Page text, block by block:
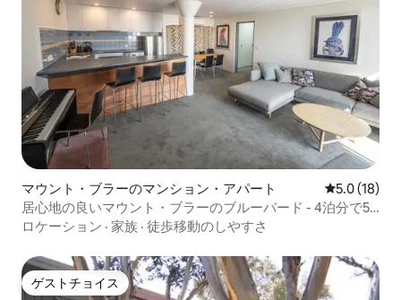
マウント・ブラーのマンション・アパート レビュー18
5.0 (18)
居心地の良いマウント・ブラーのブルーバード - 4泊分で5
泊分をご利用いただけます。
ロケーション · 家族 · 徒歩移動のしやすさ
ゲストチョイス
ゲストチョイス